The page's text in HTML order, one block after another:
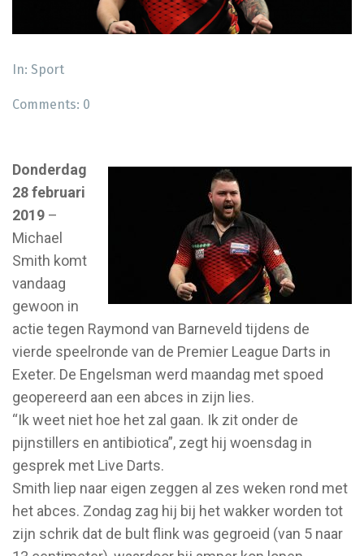
In: Sport
Comments: 0
Donderdag
28 februari
2019 –
Michael
Smith komt
vandaag
gewoon in
actie tegen Raymond van Barneveld tijdens de
vierde speelronde van de Premier League Darts in
Exeter. De Engelsman werd maandag met spoed
geopereerd aan een abces in zijn lies.
“Ik weet niet hoe het zal gaan. Ik zit onder de
pijnstillers en antibiotica”, zegt hij woensdag in
gesprek met Live Darts.
Smith liep naar eigen zeggen al zes weken rond met
het abces. Zondag zag hij bij het wakker worden tot
zijn schrik dat de bult flink was gegroeid (van 5 naar